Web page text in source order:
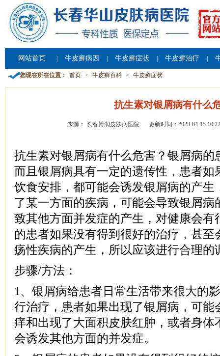
网站首页 牛皮癣病因 牛皮癣症状 牛皮癣治疗
您现在所在位置： 首页 > 牛皮癣百科 > 牛皮癣症状
抗生素对银屑病有什么
来源： 长春博润皮肤病医院 更新时间：2023-04-15
抗生素对银屑病有什么危害？银屑病的
而且银屑病具有一定的遗传性，患者如
饮食安排，都可能会诱发银屑病的产生
了某一方面的疾病，可能会导致银屑病
致其他方面并发症的产生，对健康会有
的患者如果没有得到很好的治疗，甚至
疡性疾病的产生，所以应该进行合理的
步骤/方法：
1、银屑病给患者日常生活带来很大的
行治疗，患者如果出现了银屑病，可能
痒和出现了大面积皮肤红肿，或者身体
会诱发其他方面的并发症。